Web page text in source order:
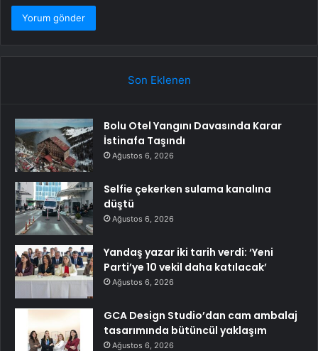
Son Eklenen
Bolu Otel Yangını Davasında Karar
İstinafa Taşındı
Ağustos 6, 2026
Selfie çekerken sulama kanalına
düştü
Ağustos 6, 2026
Yandaş yazar iki tarih verdi: ‘Yeni
Parti’ye 10 vekil daha katılacak’
Ağustos 6, 2026
GCA Design Studio’dan cam ambalaj
tasarımında bütüncül yaklaşım
Ağustos 6, 2026